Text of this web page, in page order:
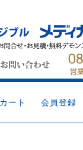
カート 会員登録